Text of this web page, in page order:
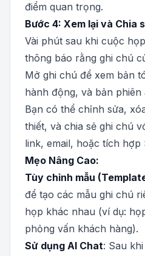
điểm quan trọng.
Bước 4: Xem lại và Chia
Vài phút sau khi cuộc
thông báo rằng ghi chú
Mở ghi chú để xem bản
hành động, và bản phiên
Bạn có thể chỉnh sửa,
thiết, và chia sẻ ghi chú
link, email, hoặc tích hợp
Mẹo Nâng Cao:
Tùy chỉnh mẫu
để tạo các mẫu ghi chú
họp khác nhau (ví dụ:
phỏng vấn khách hàng).
Sử dụng AI Chat: Sau